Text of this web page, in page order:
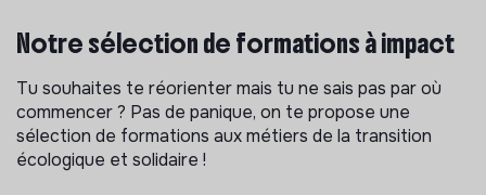
Notre sélection de formations à impact
Tu souhaites te réorienter mais tu ne sais pas par où
commencer ? Pas de panique, on te propose une
sélection de formations aux métiers de la transition
écologique et solidaire !